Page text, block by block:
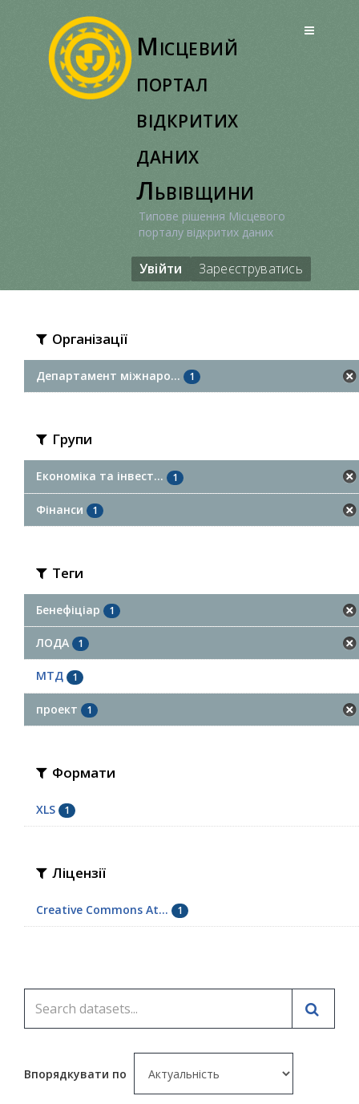
Місцевий
портал
відкритих
даних
Львівщини
Типове рішення Місцевого
порталу відкритих даних
Увійти Зареєструватись
Організації
Департамент міжнаро... 1
Групи
Економіка та інвест... 1
Фінанси 1
Теги
Бенефіціар 1
ЛОДА 1
МТД 1
проект 1
Формати
XLS 1
Ліцензії
Creative Commons At... 1
Впорядкувати по